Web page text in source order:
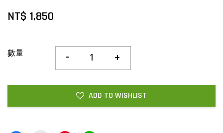
NT$ 1,850
數量 - +
ADD TO WISHLIST